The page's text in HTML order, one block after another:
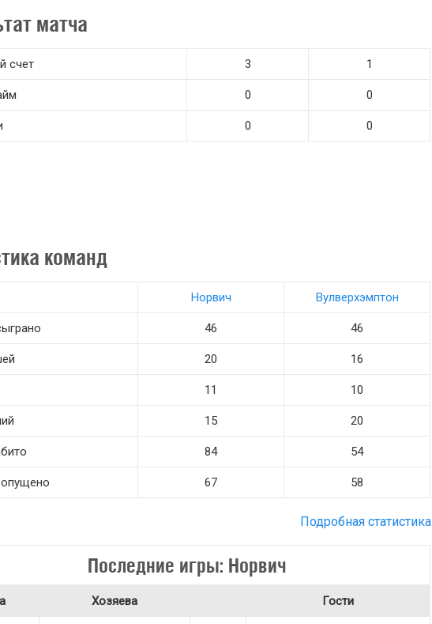
матча
счет 3 1
0 0
0 0
команд
Норвич Вулверхэмптон
46 46
20 16
11 10
15 20
84 54
67 58
Подробная статистика
Последние игры: Норвич
Хозяева Гости